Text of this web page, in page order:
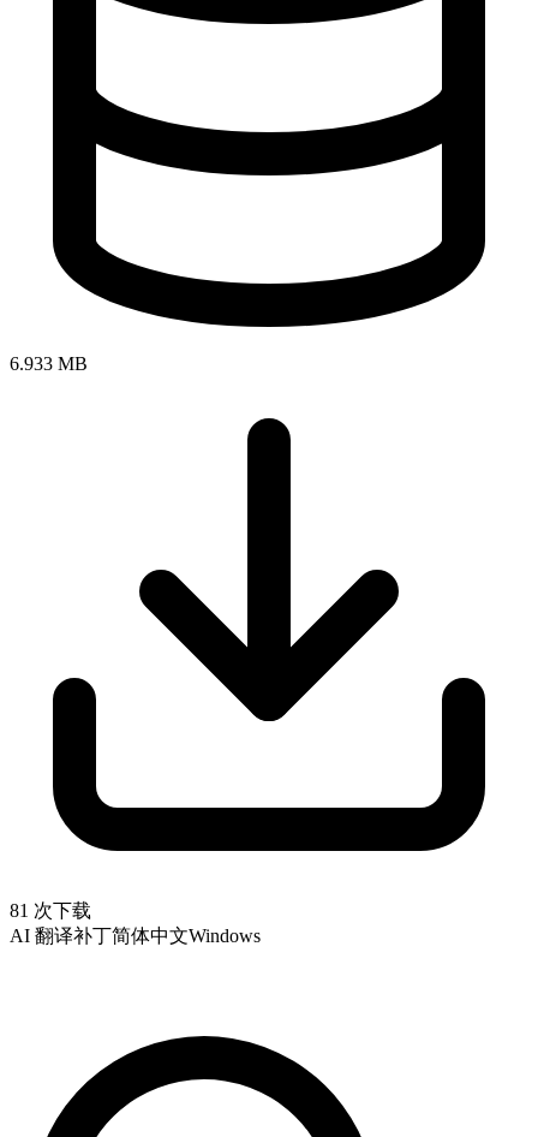
6.933 MB
81 次下载
AI 翻译补丁简体中文Windows